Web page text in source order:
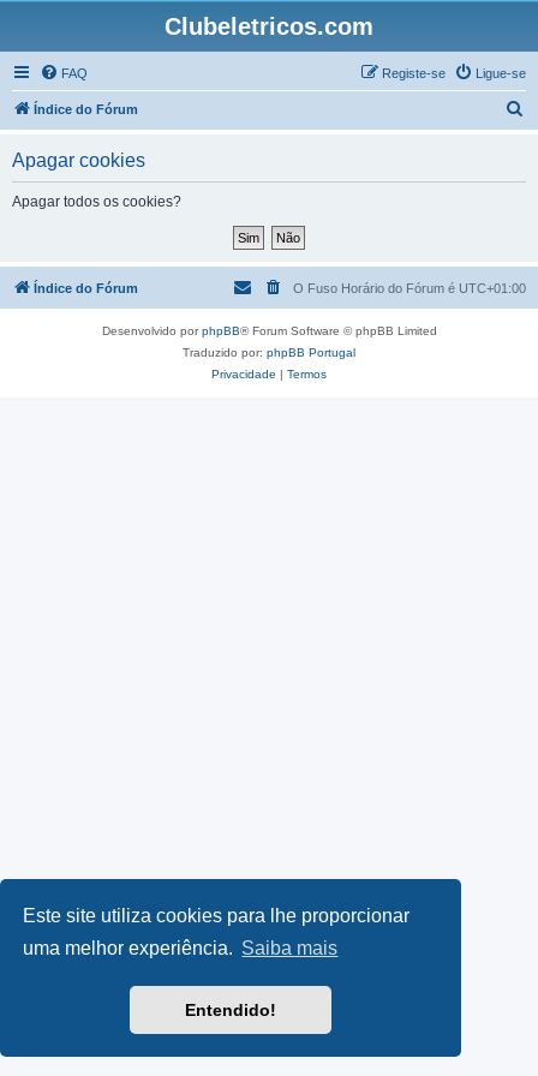
Este site utiliza cookies para lhe proporcionar
uma melhor experiência. Saiba mais
Entendido!
Clubeletricos.com
FAQ Ligue-se
Registe-se
Índice do Fórum
a
Apagar cookies
Apagar todos os cookies?
Índice do Fórum O Fuso Horário do Fórum é UTC+01:00
Desenvolvido porphpBB® Forum Software © phpBB Limited
Traduzido por: phpBB Portugal
Privacidade | Termos